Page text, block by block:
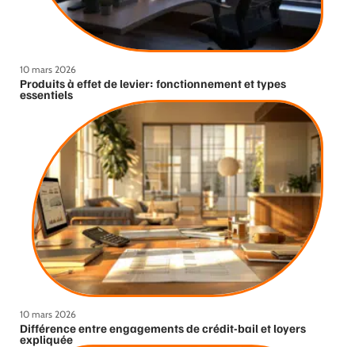
10 mars 2026
Produits à effet de levier: fonctionnement et types
essentiels
10 mars 2026
Différence entre engagements de crédit-bail et loyers
expliquée